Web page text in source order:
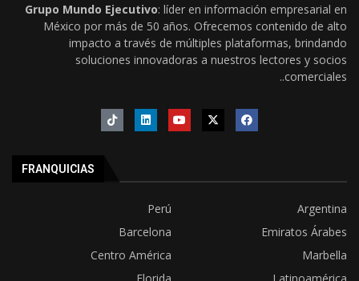
Grupo Mundo Ejecutivo: líder en información empresarial en
México por más de 50 años. Ofrecemos contenido de alto
impacto a través de múltiples plataformas, brindando
soluciones innovadoras a nuestros lectores y socios
comerciales..
FRANQUICIAS
Argentina
Perú
Emiratos Árabes
Barcelona
Marbella
Centro América
Latinoamérica
Florida